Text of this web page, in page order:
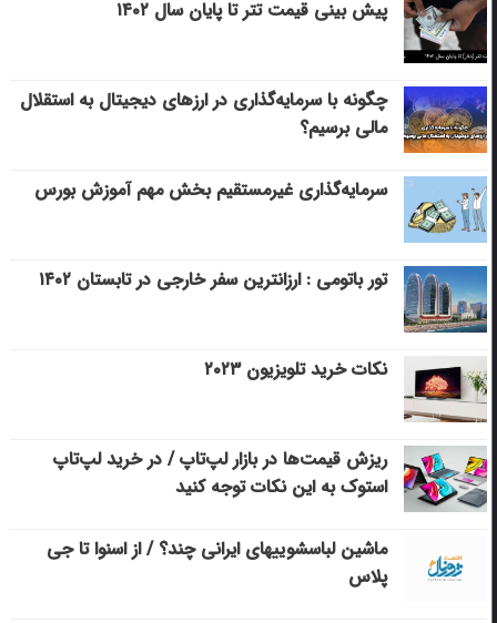
پیش بینی قیمت تتر تا پایان سال ۱۴۰۲
چگونه با سرمایه‌گذاری در ارزهای دیجیتال به استقلال
مالی برسیم؟
سرمایه‌گذاری غیرمستقیم بخش مهم آموزش بورس
تور باتومی : ارزانترین سفر خارجی در تابستان ۱۴۰۲
نکات خرید تلویزیون ۲۰۲۳
ریزش قیمت‌ها در بازار لپ‌تاپ / در خرید لپ‌تاپ
استوک به این نکات توجه کنید
ماشین لباسشویی‎های ایرانی چند؟ / از اسنوا تا جی
پلاس